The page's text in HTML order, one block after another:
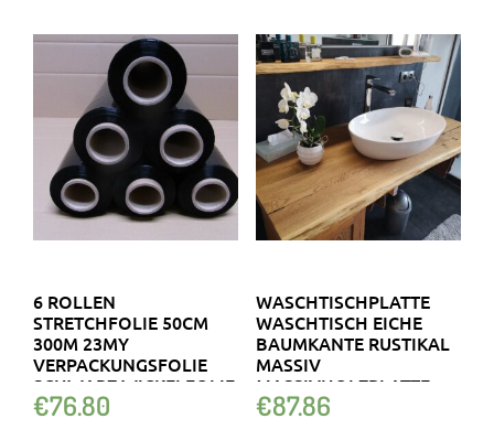
6 ROLLEN
STRETCHFOLIE 50CM
300M 23MY
VERPACKUNGSFOLIE
SCHWARZ WICKELFOLIE
NEU
€76.80
WASCHTISCHPLATTE
WASCHTISCH EICHE
BAUMKANTE RUSTIKAL
MASSIV
MASSIVHOLZPLATTE
€87.86